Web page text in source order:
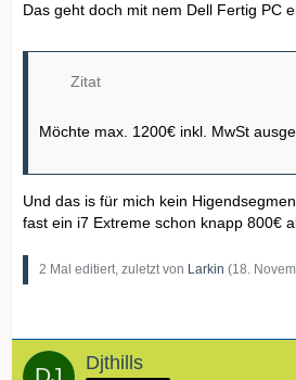
Das geht doch mit nem Dell Fertig PC
Zitat
Möchte max. 1200€ inkl. MwSt
Und das is für mich kein
fast ein i7 Extreme schon knapp 800€
2 Mal editiert, zuletzt von Larkin (18.
Djthills